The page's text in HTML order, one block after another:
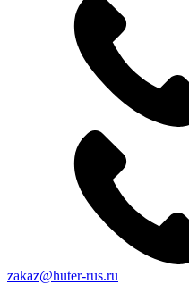
zakaz@huter-rus.ru